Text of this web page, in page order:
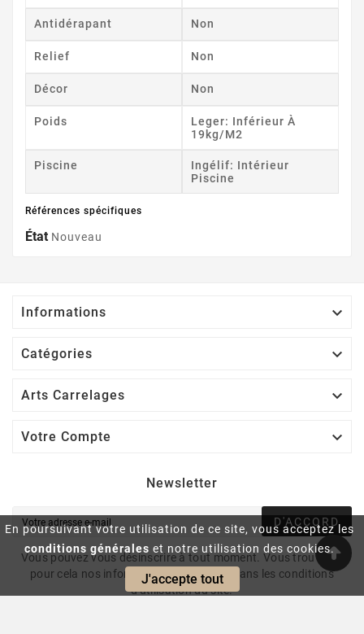
En poursuivant votre utilisation de ce site, vous acceptez les
conditions générales et notre utilisation des cookies.
J'accepte tout
Antidérapant Non
Relief Non
Décor Non
Poids
Leger: Inférieur À
19kg/m2
Piscine
Ingélif: Intérieur
Piscine
Références spécifiques
État Nouveau
Informations 
Catégories 
Arts Carrelages 
Votre Compte 
Newsletter
D'ACCORD
Vous pouvez vous désinscrire à tout moment. Vous trouverez
pour cela nos informations de contact dans les conditions
d'utilisation du site.